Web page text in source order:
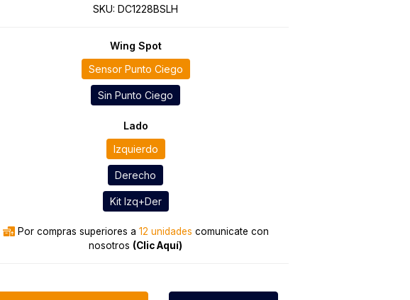
SKU: DC1228BSLH
Wing Spot
Sensor Punto Ciego
Sin Punto Ciego
Lado
Izquierdo
Derecho
Kit Izq+Der
Por compras superiores a 12 unidades comunicate con
nosotros (Clic Aquí)